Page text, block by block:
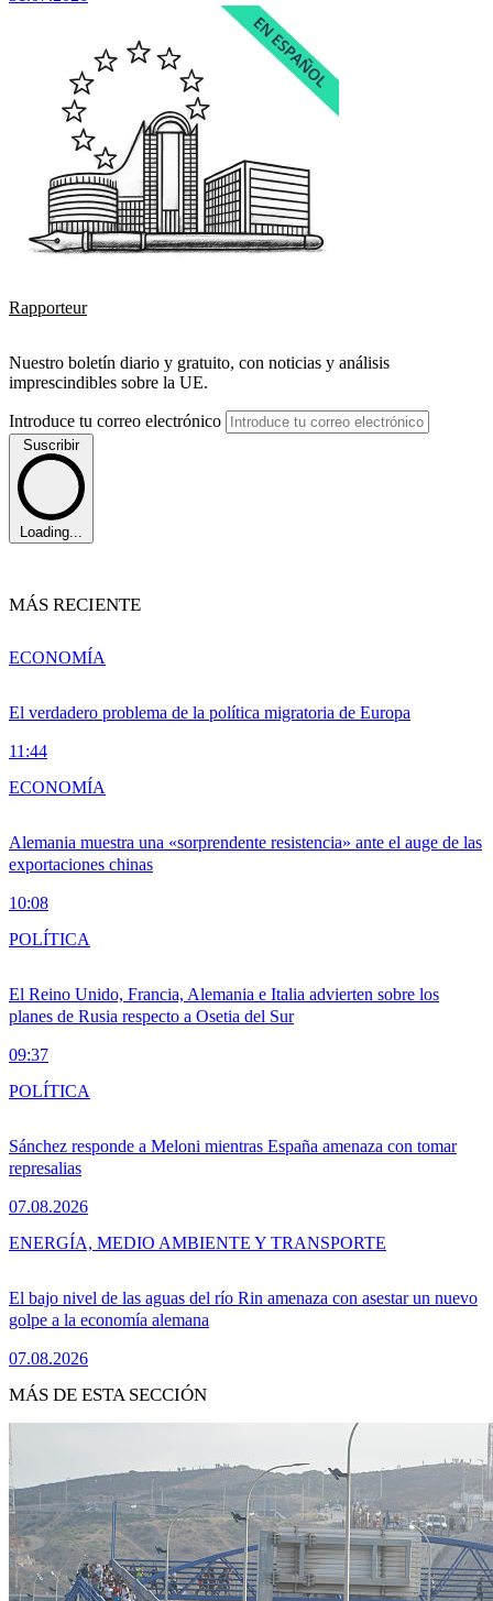
Rapporteur
Nuestro boletín diario y gratuito, con noticias y análisis
imprescindibles sobre la UE.
Introduce tu correo electrónico
Suscribir
Loading...
MÁS RECIENTE
El verdadero problema de la política migratoria de Europa
11:44
ECONOMÍA
Alemania muestra una «sorprendente resistencia» ante el auge de las
exportaciones chinas
10:08
ECONOMÍA
El Reino Unido, Francia, Alemania e Italia advierten sobre los
planes de Rusia respecto a Osetia del Sur
09:37
POLÍTICA
Sánchez responde a Meloni mientras España amenaza con tomar
represalias
07.08.2026
POLÍTICA
El bajo nivel de las aguas del río Rin amenaza con asestar un nuevo
golpe a la economía alemana
07.08.2026
ENERGÍA, MEDIO AMBIENTE Y TRANSPORTE
MÁS DE ESTA SECCIÓN